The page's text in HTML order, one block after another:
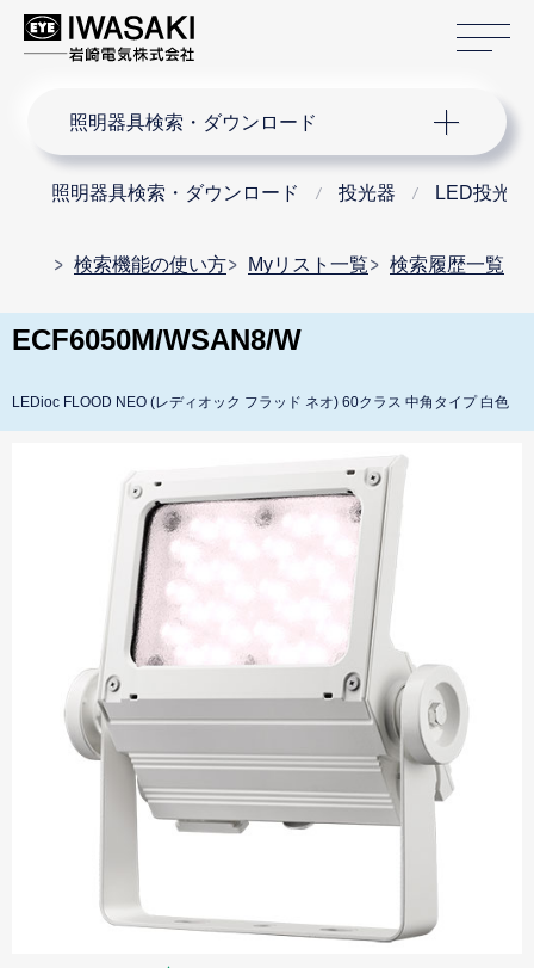
照明器具検索・ダウンロード
照明器具検索・ダウンロード 投光器 LED投光器
検索機能の使い方 Myリスト一覧 検索履歴一覧
ECF6050M/WSAN8/W
LEDioc FLOOD NEO (レディオック フラッド ネオ) 60クラス 中角タイプ 白色